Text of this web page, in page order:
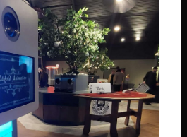
06 74 14 59 01